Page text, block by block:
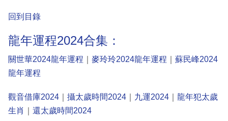
回到目錄
龍年運程2024合集：
關世華2024龍年運程 麥玲玲2024龍年運程
蘇民峰2024
龍年運程
觀音借庫2024 攝太歲時間2024 九運2024
龍年犯太歲
生肖
還太歲時間2024